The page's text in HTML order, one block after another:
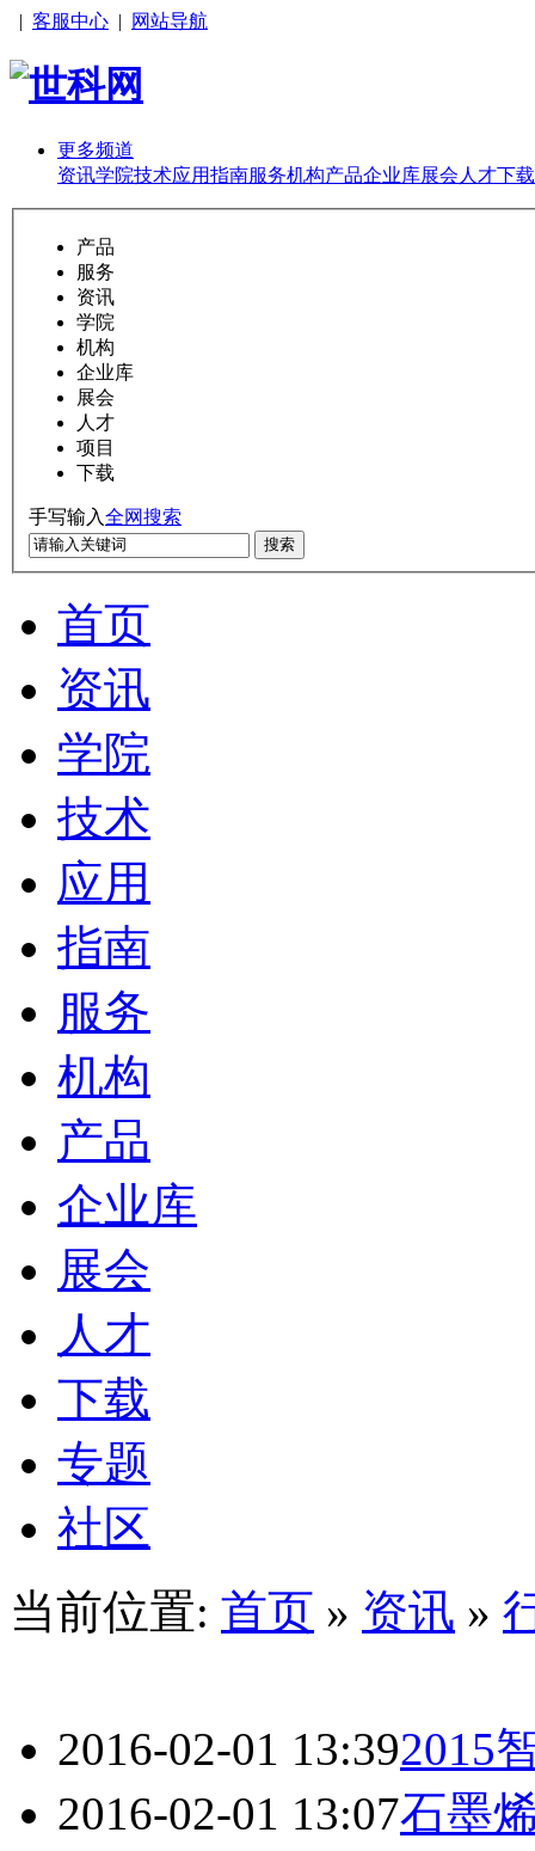
| 客服中心 | 网站导航
更多频道
资讯学院技术应用指南服务机构产品企业库展会 人才下载
产品
服务
资讯
学院
机构
企业库
展会
人才
项目
下载
手写输入全网搜索
搜索
首页
资讯
学院
技术
应用
指南
服务
机构
产品
企业库
展会
人才
下载
专题
社区
当前位置: 首页 » 资讯 »
2016-02-01 13:392015
2016-02-01 13:07石墨